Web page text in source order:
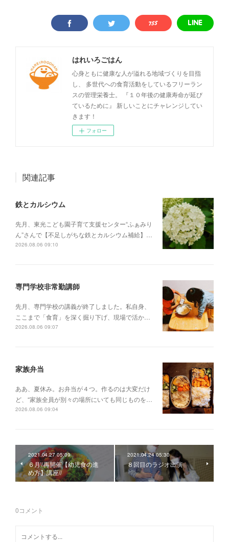
はれいろごはん
心身ともに健康な人が溢れる地域づくりを目指
し、 多世代への食育活動をしているフリーラン
スの管理栄養士。 『１０年後の健康寿命が延び
ているために』 新しいことにチャレンジしてい
きます！
フォロー
関連記事
鉄とカルシウム
先月、東光こども園子育て支援センター“ふぁみり
ん”さんで【不足しがちな鉄とカルシウム補給】…
2026.08.06 09:10
専門学校非常勤講師
先月、専門学校の講義が終了しました。私自身、
ここまで「食育」を深く掘り下げ、現場で活か…
2026.08.06 09:07
家族弁当
ああ、夏休み。お弁当が４つ。作るのは大変だけ
ど、“家族全員が別々の場所にいても同じものを…
2026.08.06 09:04
2021.04.27 05:09
６月\\再開催【幼児食の進
め方】講座//
2021.04.24 05:30
８回目のラジオ出演
0コメント